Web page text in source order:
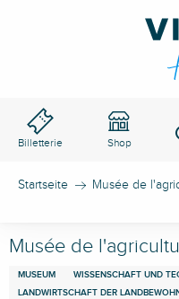
Billetterie Shop
Startseite Musée de
Musée de
MUSEUM
WISSENSCHAFT UND
LANDWIRTSCHAFT DER